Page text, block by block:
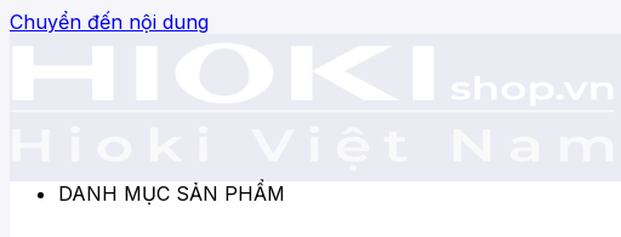
Chuyển đến nội dung
DANH MỤC SẢN PHẨM